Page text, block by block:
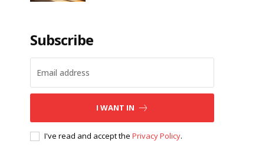
Subscribe
I WANT IN
I've read and accept thePrivacy Policy.